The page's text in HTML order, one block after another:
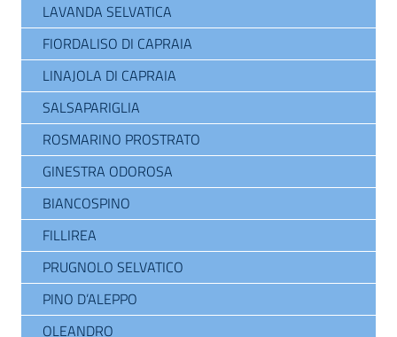
LAVANDA SELVATICA
FIORDALISO DI CAPRAIA
LINAJOLA DI CAPRAIA
SALSAPARIGLIA
ROSMARINO PROSTRATO
GINESTRA ODOROSA
BIANCOSPINO
FILLIREA
PRUGNOLO SELVATICO
PINO D’ALEPPO
OLEANDRO